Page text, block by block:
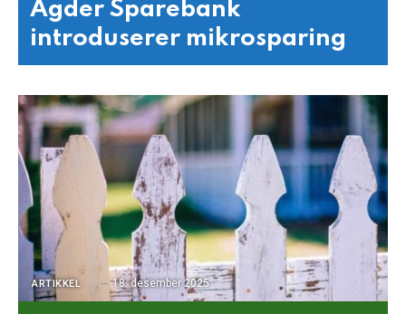
Agder Sparebank
introduserer mikrosparing
ARTIKKEL 18. desember 2025